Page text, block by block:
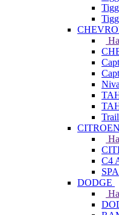
CITROEN
C4
DODGE